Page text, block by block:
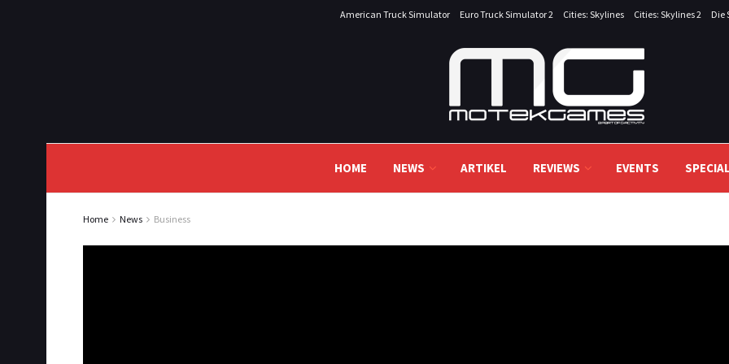
American Truck Simulator Euro Truck Simulator 2 Cities: Skylines Cities: Skylines 2 Die
HOME NEWS ARTIKEL REVIEWS EVENTS
Home News Business